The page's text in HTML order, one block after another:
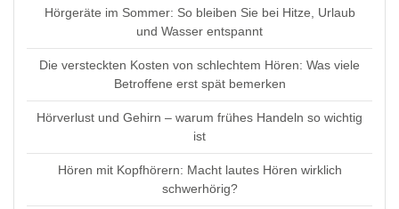
Hörgeräte im Sommer: So bleiben Sie bei Hitze, Urlaub
und Wasser entspannt
Die versteckten Kosten von schlechtem Hören: Was viele
Betroffene erst spät bemerken
Hörverlust und Gehirn – warum frühes Handeln so wichtig
ist
Hören mit Kopfhörern: Macht lautes Hören wirklich
schwerhörig?